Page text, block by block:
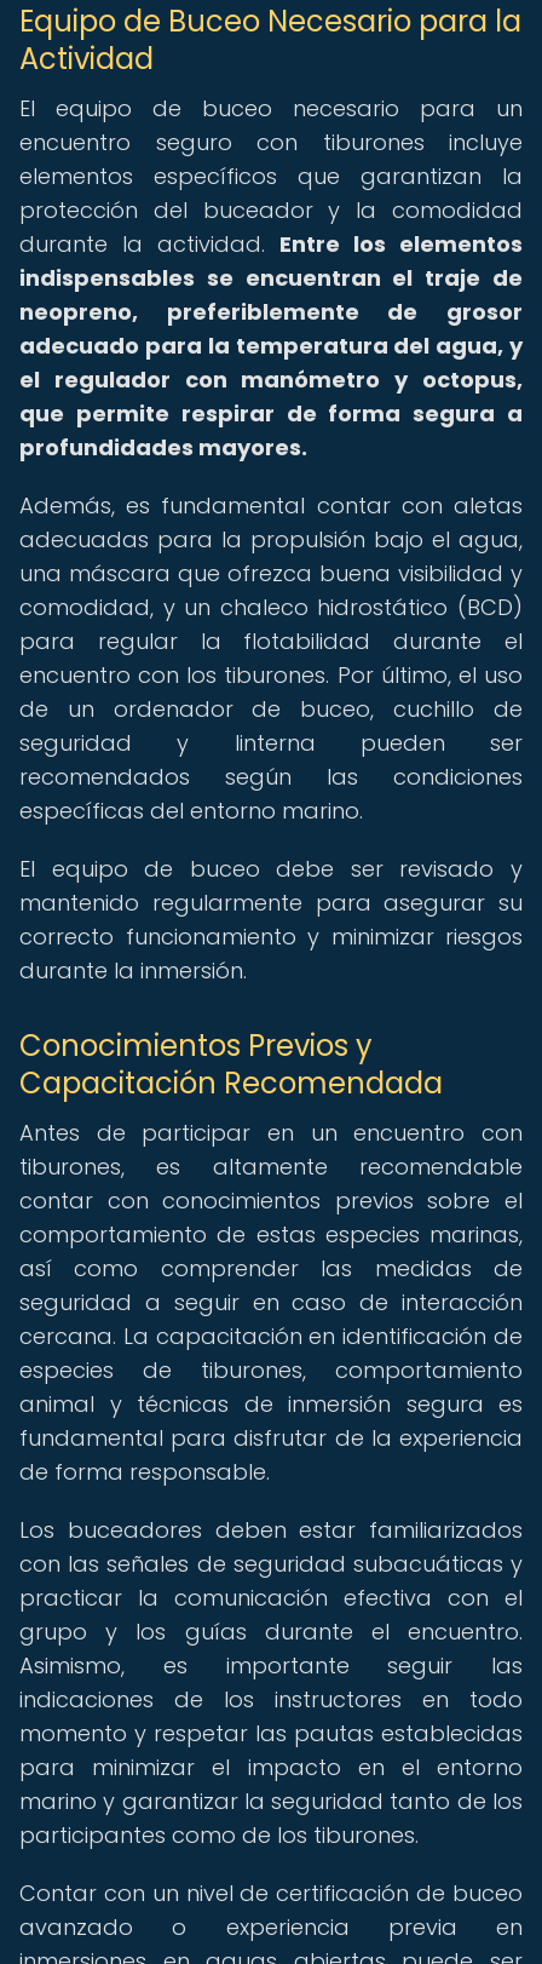
Equipo de Buceo Necesario para la
Actividad
El equipo de buceo necesario para un
encuentro seguro con tiburones incluye
elementos específicos que garantizan la
protección del buceador y la comodidad
durante la actividad. Entre los elementos
indispensables se encuentran el traje de
neopreno, preferiblemente de grosor
adecuado para la temperatura del agua, y
el regulador con manómetro y octopus,
que permite respirar de forma segura a
profundidades mayores.
Además, es fundamental contar con aletas
adecuadas para la propulsión bajo el agua,
una máscara que ofrezca buena visibilidad y
comodidad, y un chaleco hidrostático (BCD)
para regular la flotabilidad durante el
encuentro con los tiburones. Por último, el uso
de un ordenador de buceo, cuchillo de
seguridad y linterna pueden ser
recomendados según las condiciones
específicas del entorno marino.
El equipo de buceo debe ser revisado y
mantenido regularmente para asegurar su
correcto funcionamiento y minimizar riesgos
durante la inmersión.
Conocimientos Previos y
Capacitación Recomendada
Antes de participar en un encuentro con
tiburones, es altamente recomendable
contar con conocimientos previos sobre el
comportamiento de estas especies marinas,
así como comprender las medidas de
seguridad a seguir en caso de interacción
cercana. La capacitación en identificación de
especies de tiburones, comportamiento
animal y técnicas de inmersión segura es
fundamental para disfrutar de la experiencia
de forma responsable.
Los buceadores deben estar familiarizados
con las señales de seguridad subacuáticas y
practicar la comunicación efectiva con el
grupo y los guías durante el encuentro.
Asimismo, es importante seguir las
indicaciones de los instructores en todo
momento y respetar las pautas establecidas
para minimizar el impacto en el entorno
marino y garantizar la seguridad tanto de los
participantes como de los tiburones.
Contar con un nivel de certificación de buceo
avanzado o experiencia previa en